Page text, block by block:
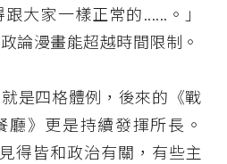
大家一樣正常的......。」
論漫畫能超越時間限制。
是四格體例，後來的《戰
》更是持續發揮所長。
得皆和政治有關，有些主